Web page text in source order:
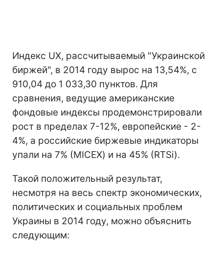
Индекс UX, рассчитываемый "Украинской
биржей", в 2014 году вырос на 13,54%, с
910,04 до 1 033,30 пунктов. Для
сравнения, ведущие американские
фондовые индексы продемонстрировали
рост в пределах 7-12%, европейские - 2-
4%, а российские биржевые индикаторы
упали на 7% (MICEX) и на 45% (RTSi).
Такой положительный результат,
несмотря на весь спектр экономических,
политических и социальных проблем
Украины в 2014 году, можно объяснить
следующим: